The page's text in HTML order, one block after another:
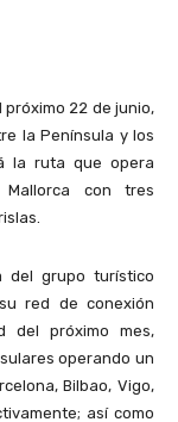
22 de junio,
la Península y los
la ruta que opera
con tres
del grupo turístico
red de conexión
del próximo mes,
operando un
Bilbao, Vigo,
así como